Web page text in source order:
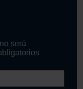
será